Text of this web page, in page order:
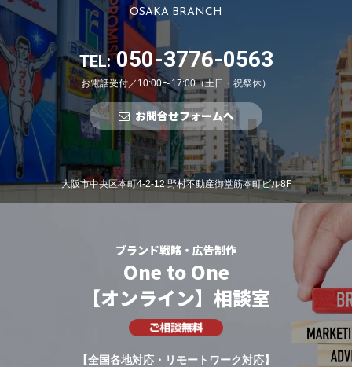
OSAKA BRANCH
TEL:050-3776-0563
お電話受付／10:00〜17:00（土日・祝祭休）
お問合せフォームへ
大阪市中央区本町4-2-12 野村不動産御堂筋本町ビル8F
ブランド戦略・広告制作
One to One
【オンライン】相談室
【全国各地対応・リモートワーク対応】